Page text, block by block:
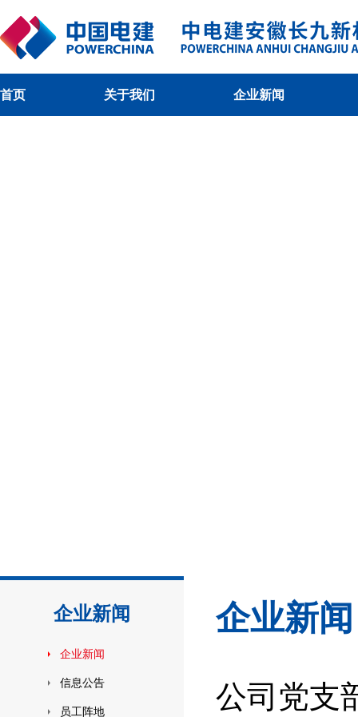
首页 关于我们 企业新闻
企业新闻
企业新闻
信息公告
员工阵地
企业新闻
公司党支